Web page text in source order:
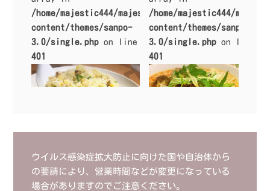
/home/majestic444/majestic.work/public_html/
content/themes/sanpo-
3.0/single.php on line
401
Warning: Attempt to read prope
rty "ID" on array in/home/maj
/home/majestic444/
content/themes/sanpo-
3.0/single.php on line
401
Warning: Attempt to read prope
rty "ID" on array in
ウイルス感染症拡大防止に向けた国や自治体から
の要請により、営業時間などが変更になっている
場合がありますのでご注意ください。